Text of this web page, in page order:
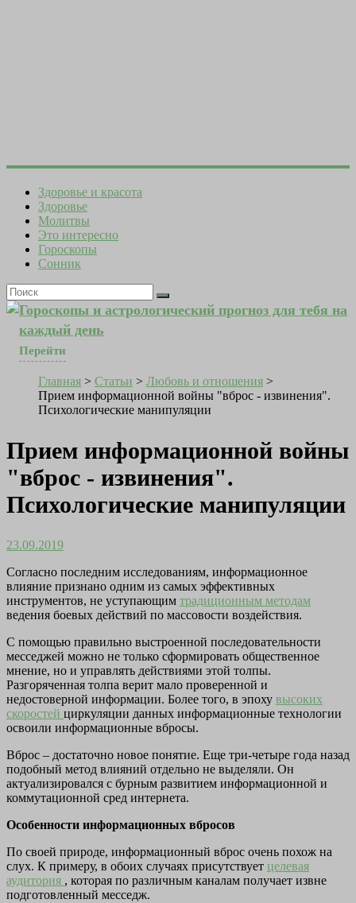
Здоровье и красота
Здоровье
Молитвы
Это интересно
Гороскопы
Сонник
Гороскопы и астрологический прогноз для тебя на
каждый день
Перейти
Главная > Статьи > Любовь и отношения >
Прием информационной войны "вброс - извинения".
Психологические манипуляции
Прием информационной войны
"вброс - извинения".
Психологические манипуляции
23.09.2019
Согласно последним исследованиям, информационное
влияние признано одним из самых эффективных
инструментов, не уступающим традиционным методам
ведения боевых действий по массовости воздействия.
С помощью правильно выстроенной последовательности
месседжей можно не только сформировать общественное
мнение, но и управлять действиями этой толпы.
Разгоряченная толпа верит мало проверенной и
недостоверной информации. Более того, в эпоху высоких
скоростей циркуляции данных информационные технологии
освоили информационные вбросы.
Вброс – достаточно новое понятие. Еще три-четыре года назад
подобный метод влияний отдельно не выделяли. Он
актуализировался с бурным развитием информационной и
коммутационной сред интернета.
Особенности информационных вбросов
По своей природе, информационный вброс очень похож на
слух. К примеру, в обоих случаях присутствует целевая
аудитория , которая по различным каналам получает извне
подготовленный месседж.